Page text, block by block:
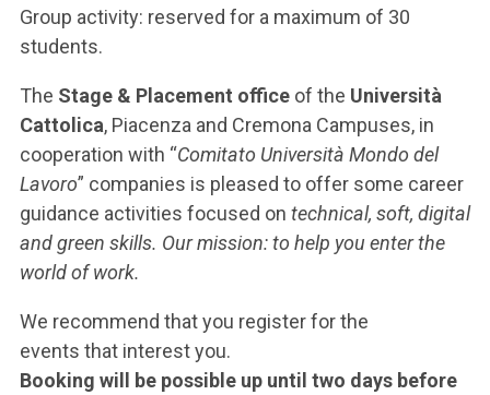
Group activity: reserved for a maximum of 30
students.
The Stage & Placement office of the Università
Cattolica, Piacenza and Cremona Campuses, in
cooperation with “Comitato Università Mondo del
Lavoro” companies is pleased to offer some career
guidance activities focused on technical, soft, digital
and green skills. Our mission: to help you enter the
world of work.
We recommend that you register for the
events that interest you.
Booking will be possible up until two days before